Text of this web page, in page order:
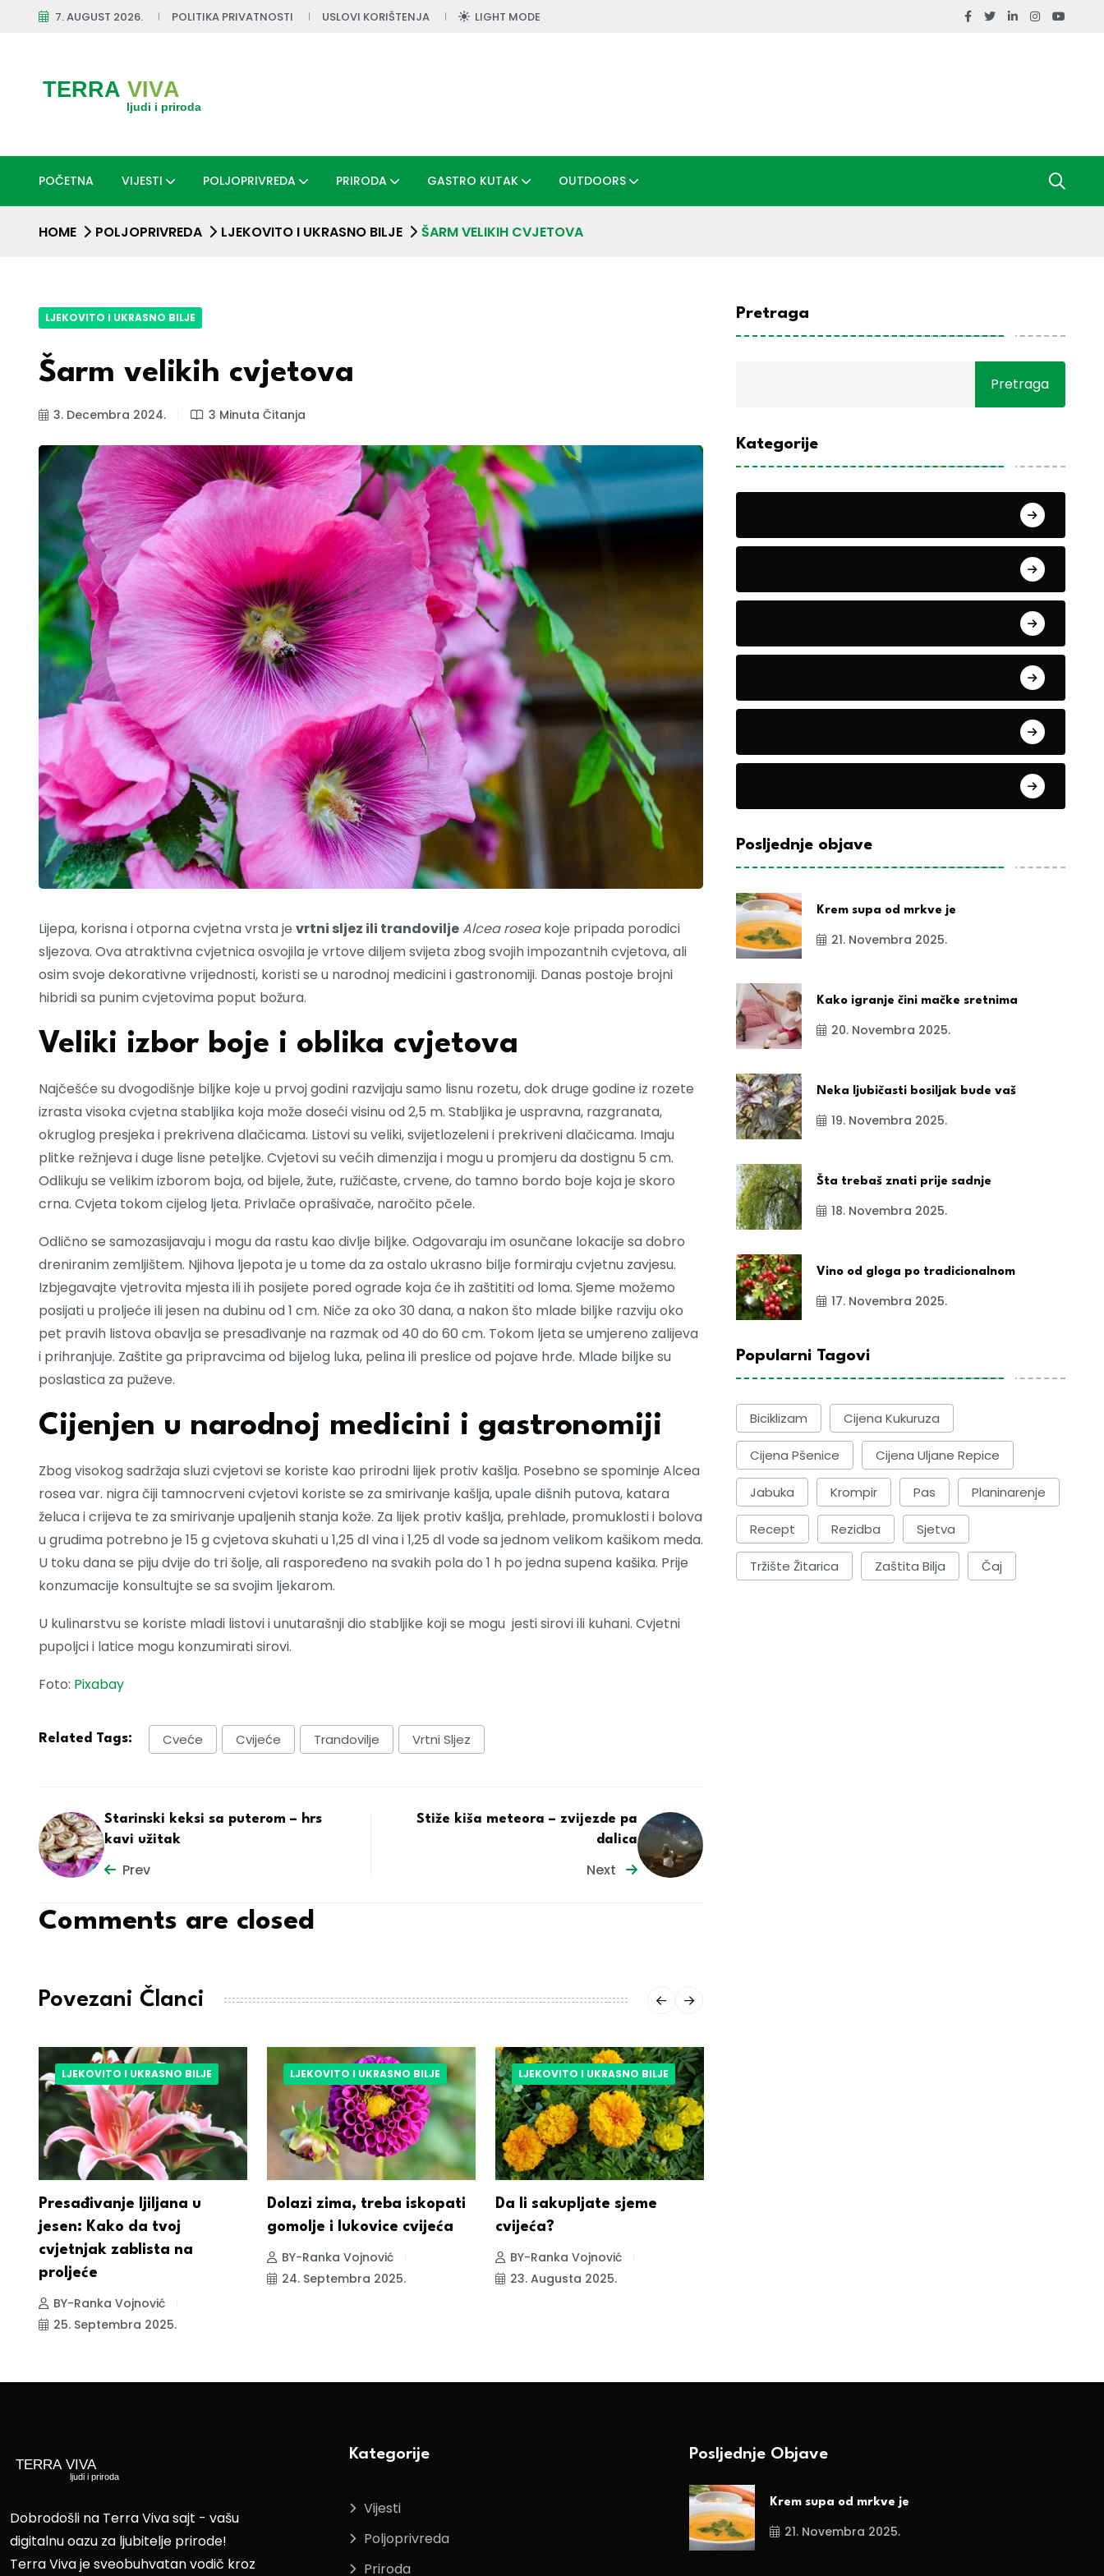
7. AUGUST 2026. POLITIKA PRIVATNOSTI USLOVI KORIŠTENJA LIGHT MODE
POČETNA VIJESTI POLJOPRIVREDA PRIRODA GASTRO KUTAK OUTDOORS
HOME POLJOPRIVREDA LJEKOVITO I UKRASNO BILJE ŠARM VELIKIH CVJETOVA
LJEKOVITO I UKRASNO BILJE
Šarm velikih cvjetova
3. Decembra 2024. 3 Minuta Čitanja
Lijepa, korisna i otporna cvjetna vrsta je vrtni sljez ili trandoviljeAlcea roseakoje pripada porodici
sljezova. Ova atraktivna cvjetnica osvojila je vrtove diljem svijeta zbog svojih impozantnih cvjetova, ali
osim svoje dekorativne vrijednosti, koristi se u narodnoj medicini i gastronomiji. Danas postoje brojni
hibridi sa punim cvjetovima poput božura.
Veliki izbor boje i oblika cvjetova
Najčešće su dvogodišnje biljke koje u prvoj godini razvijaju samo lisnu rozetu, dok druge godine iz rozete
izrasta visoka cvjetna stabljika koja može doseći visinu od 2,5 m. Stabljika je uspravna, razgranata,
okruglog presjeka i prekrivena dlačicama. Listovi su veliki, svijetlozeleni i prekriveni dlačicama. Imaju
plitke režnjeva i duge lisne peteljke. Cvjetovi su većih dimenzija i mogu u promjeru da dostignu 5 cm.
Odlikuju se velikim izborom boja, od bijele, žute, ružičaste, crvene, do tamno bordo boje koja je skoro
crna. Cvjeta tokom cijelog ljeta. Privlače oprašivače, naročito pčele.
Odlično se samozasijavaju i mogu da rastu kao divlje biljke. Odgovaraju im osunčane lokacije sa dobro
dreniranim zemljištem. Njihova ljepota je u tome da za ostalo ukrasno bilje formiraju cvjetnu zavjesu.
Izbjegavajte vjetrovita mjesta ili ih posijete pored ograde koja će ih zaštititi od loma. Sjeme možemo
posijati u proljeće ili jesen na dubinu od 1 cm. Niče za oko 30 dana, a nakon što mlade biljke razviju oko
pet pravih listova obavlja se presađivanje na razmak od 40 do 60 cm. Tokom ljeta se umjereno zalijeva
i prihranjuje. Zaštite ga pripravcima od bijelog luka, pelina ili preslice od pojave hrđe. Mlade biljke su
poslastica za puževe.
Cijenjen u narodnoj medicini i gastronomiji
Zbog visokog sadržaja sluzi cvjetovi se koriste kao prirodni lijek protiv kašlja. Posebno se spominje Alcea
rosea var. nigra čiji tamnocrveni cvjetovi koriste se za smirivanje kašlja, upale dišnih putova, katara
želuca i crijeva te za smirivanje upaljenih stanja kože. Za lijek protiv kašlja, prehlade, promuklosti i bolova
u grudima potrebno je 15 g cvjetova skuhati u 1,25 dl vina i 1,25 dl vode sa jednom velikom kašikom meda.
U toku dana se piju dvije do tri šolje, ali raspoređeno na svakih pola do 1 h po jedna supena kašika. Prije
konzumacije konsultujte se sa svojim ljekarom.
U kulinarstvu se koriste mladi listovi i unutarašnji dio stabljike koji se mogu jesti sirovi ili kuhani. Cvjetni
pupoljci i latice mogu konzumirati sirovi.
Foto: Pixabay
Related Tags: Cveće Cvijeće Trandovilje Vrtni Sljez
Starinski keksi sa puterom – hrs
kavi užitak
Prev
Stiže kiša meteora – zvijezde pa
dalica
Next
Comments are closed
Povezani Članci
LJEKOVITO I UKRASNO BILJE
Presađivanje ljiljana u
jesen: Kako da tvoj
cvjetnjak zablista na
proljeće
BY-Ranka Vojnović
25. Septembra 2025.
LJEKOVITO I UKRASNO BILJE
Dolazi zima, treba iskopati
gomolje i lukovice cvijeća
BY-Ranka Vojnović
24. Septembra 2025.
LJEKOVITO I UKRASNO BILJE
Da li sakupljate sjeme
cvijeća?
BY-Ranka Vojnović
23. Augusta 2025.
Pretraga
Pretraga
Kategorije
Posljednje objave
Krem supa od mrkve je
21. Novembra 2025.
Kako igranje čini mačke sretnima
20. Novembra 2025.
Neka ljubičasti bosiljak bude vaš
19. Novembra 2025.
Šta trebaš znati prije sadnje
18. Novembra 2025.
Vino od gloga po tradicionalnom
17. Novembra 2025.
Popularni Tagovi
Biciklizam Cijena Kukuruza
Cijena Pšenice Cijena Uljane Repice
Jabuka Krompir Pas Planinarenje
Recept Rezidba Sjetva
Tržište Žitarica Zaštita Bilja Čaj
Dobrodošli na Terra Viva sajt - vašu
digitalnu oazu za ljubitelje prirode!
Terra Viva je sveobuhvatan vodič kroz
Kategorije
Vijesti
Poljoprivreda
Priroda
Posljednje Objave
Krem supa od mrkve je
21. Novembra 2025.